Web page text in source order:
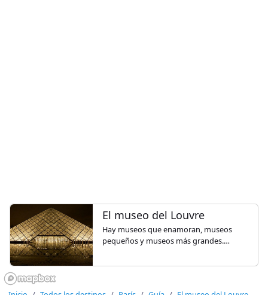
El museo del Louvre
Hay museos que enamoran, museos
pequeños y museos más grandes.